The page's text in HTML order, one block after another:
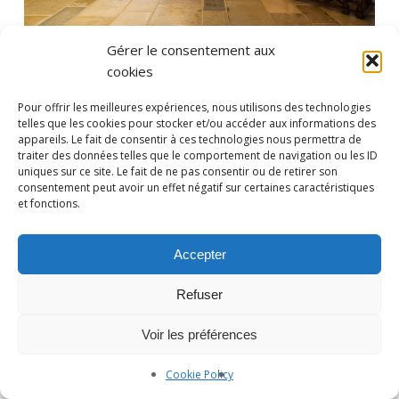
Gérer le consentement aux
cookies
Pour offrir les meilleures expériences, nous utilisons des technologies
telles que les cookies pour stocker et/ou accéder aux informations des
appareils. Le fait de consentir à ces technologies nous permettra de
traiter des données telles que le comportement de navigation ou les ID
uniques sur ce site. Le fait de ne pas consentir ou de retirer son
consentement peut avoir un effet négatif sur certaines caractéristiques
et fonctions.
Accepter
Refuser
Voir les préférences
Cookie Policy
communication Nice et Paris :da2agency.com